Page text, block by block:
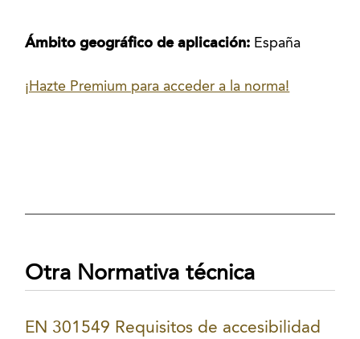
Ámbito geográfico de aplicación: España
¡Hazte Premium para acceder a la norma!
Otra Normativa técnica
EN 301549 Requisitos de accesibilidad